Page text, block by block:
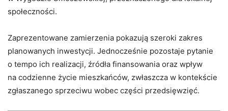
społeczności.
Zaprezentowane zamierzenia pokazują szeroki zakres
planowanych inwestycji. Jednocześnie pozostaje pytanie
o tempo ich realizacji, źródła finansowania oraz wpływ
na codzienne życie mieszkańców, zwłaszcza w kontekście
zgłaszanego sprzeciwu wobec części przedsięwzięć.